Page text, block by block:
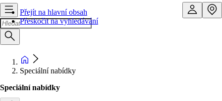
Přejít na hlavní obsah
Přeskočit na vyhledávání
Speciální nabídky
Speciální nabídky